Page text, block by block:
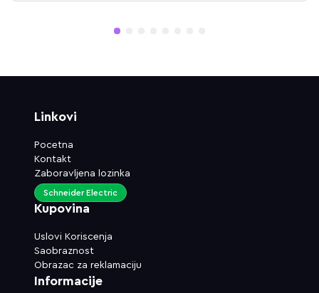
4
Linkovi
Pocetna
Kontakt
Zaboravljena lozinka
Kupovina
Uslovi Koriscenja
Saobraznost
Obrazac za reklamaciju
Schneider Electric
Informacije